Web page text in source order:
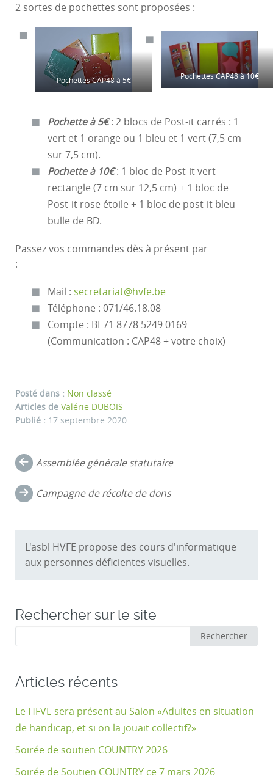
2 sortes de pochettes sont proposées :
Pochettes CAP48 à 5€ Pochettes CAP48 à 10€
Pochette à 5€: 2 blocs de Post-it carrés : 1
vert et 1 orange ou 1 bleu et 1 vert (7,5 cm
sur 7,5 cm).
Pochette à 10€: 1 bloc de Post-it vert
rectangle (7 cm sur 12,5 cm) + 1 bloc de
Post-it rose étoile + 1 bloc de post-it bleu
bulle de BD.
Passez vos commandes dès à présent par
:
Mail : secretariat@hvfe.be
Téléphone : 071/46.18.08
Compte : BE71 8778 5249 0169
(Communication : CAP48 + votre choix)
Posté dans : Non classé
Articles de Valérie DUBOIS
Publié : 17 septembre 2020
Navigation
dans
les
Assemblée générale statutaire
Campagne de récolte de dons
L'asbl HVFE propose des cours d'informatique
aux personnes déficientes visuelles.
Rechercher sur le site
:
Rechercher
Articles récents
Le HFVE sera présent au Salon «Adultes en situation
de handicap, et si on la jouait collectif?»
Soirée de soutien COUNTRY 2026
Soirée de Soutien COUNTRY ce 7 mars 2026